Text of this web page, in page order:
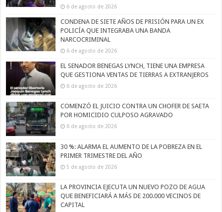
6 de agosto de 2026
CONDENA DE SIETE AÑOS DE PRISIÓN PARA UN EX
POLICÍA QUE INTEGRABA UNA BANDA
NARCOCRIMINAL
6 de agosto de 2026
EL SENADOR BENEGAS LYNCH, TIENE UNA EMPRESA
QUE GESTIONA VENTAS DE TIERRAS A EXTRANJEROS
6 de agosto de 2026
COMENZÓ EL JUICIO CONTRA UN CHOFER DE SAETA
POR HOMICIDIO CULPOSO AGRAVADO
6 de agosto de 2026
30 %: ALARMA EL AUMENTO DE LA POBREZA EN EL
PRIMER TRIMESTRE DEL AÑO
5 de agosto de 2026
LA PROVINCIA EJECUTA UN NUEVO POZO DE AGUA
QUE BENEFICIARÁ A MÁS DE 200.000 VECINOS DE
CAPITAL